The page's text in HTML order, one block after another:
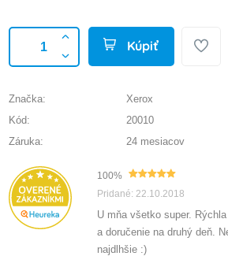
Kúpiť
Značka:
Xerox
Kód:
20010
Záruka:
24 mesiacov
100%
Pridané: 22.10.2018
U mňa všetko super.
a doručenie na druhý deň.
najdlhšie :)